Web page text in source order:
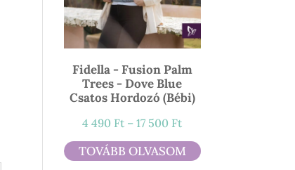
Fidella - Fusion Palm
Trees - Dove Blue
Csatos Hordozó (bébi)
4 490 Ft – 17 500 FtÁrtartomány:
4
490 Ft
TOVÁBB OLVASOM